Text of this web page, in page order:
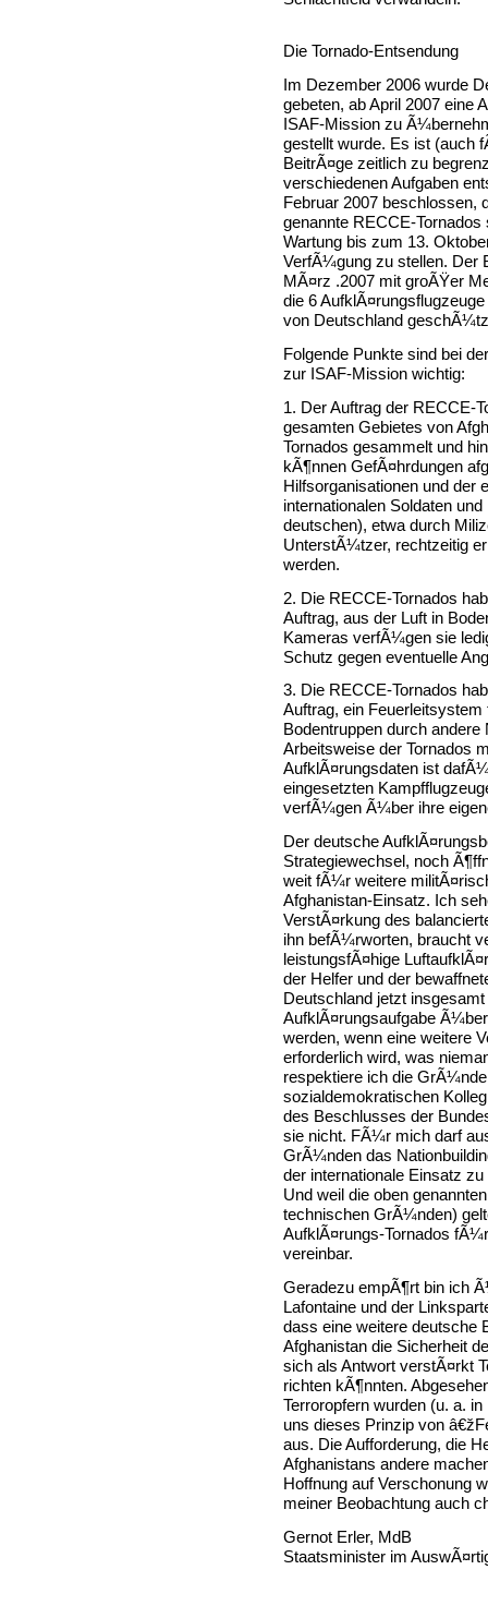
Die Tornado-Entsendung
Im Dezember 2006 wurde
gebeten, ab April 2007 eine
ISAF-Mission zu
gestellt wurde. Es ist (auch
BeitrÃ¤ge zeitlich zu
verschiedenen Aufgaben
Februar 2007 beschlossen,
genannte RECCE-
Wartung bis zum 13.
VerfÃ¼gung zu stellen. Der
MÃ¤rz .2007 mit groÃŸer
die 6
von Deutschland
Folgende Punkte sind bei
zur ISAF-Mission wichtig:
1. Der Auftrag der RECCE-
gesamten Gebietes von
Tornados gesammelt und
kÃ¶nnen GefÃ¤hrdungen
Hilfsorganisationen und der
internationalen Soldaten
deutschen), etwa durch
UnterstÃ¼tzer, rechtzeitig
werden.
2. Die RECCE-Tornados
Auftrag, aus der Luft in
Kameras verfÃ¼gen sie
Schutz gegen eventuelle
3. Die RECCE-Tornados
Auftrag, ein
Bodentruppen durch
Arbeitsweise der Tornados
AufklÃ¤rungsdaten ist
eingesetzten
verfÃ¼gen Ã¼ber ihre
Der deutsche
Strategiewechsel, noch
weit fÃ¼r weitere
Afghanistan-Einsatz. Ich
VerstÃ¤rkung des
ihn befÃ¼rworten, braucht
leistungsfÃ¤hige
der Helfer und der
Deutschland jetzt
AufklÃ¤rungsaufgabe
werden, wenn eine weitere
erforderlich wird, was
respektiere ich die
sozialdemokratischen
des Beschlusses der
sie nicht. FÃ¼r mich darf
GrÃ¼nden das
der internationale Einsatz
Und weil die oben
technischen GrÃ¼nden)
AufklÃ¤rungs-Tornados
vereinbar.
Geradezu empÃ¶rt bin ich
Lafontaine und der
dass eine weitere deutsche
Afghanistan die Sicherheit
sich als Antwort verstÃ¤rkt
richten kÃ¶nnten.
Terroropfern wurden (u. a.
uns dieses Prinzip von
aus. Die Aufforderung, die
Afghanistans andere
Hoffnung auf Verschonung
meiner Beobachtung auch
Gernot Erler, MdB
Staatsminister im